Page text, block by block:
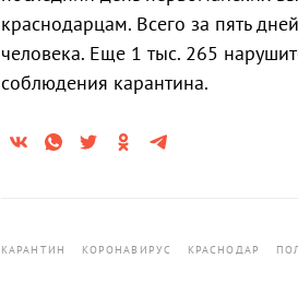
краснодарцам. Всего за пять
человека. Еще 1 тыс. 265
соблюдения карантина.
КАРАНТИН КОРОНАВИРУС КРАСНОДАР